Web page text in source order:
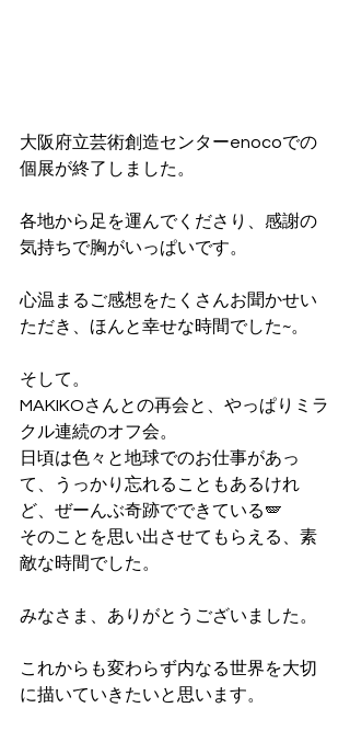
大阪府立芸術創造センターenocoでの
個展が終了しました。
各地から足を運んでくださり、感謝の
気持ちで胸がいっぱいです。
心温まるご感想をたくさんお聞かせい
ただき、ほんと幸せな時間でした~。
そして。
MAKIKOさんとの再会と、やっぱりミラ
クル連続のオフ会。
日頃は色々と地球でのお仕事があっ
て、うっかり忘れることもあるけれ
ど、ぜーんぶ奇跡でできている🪽
そのことを思い出させてもらえる、素
敵な時間でした。
みなさま、ありがとうございました。
これからも変わらず内なる世界を大切
に描いていきたいと思います。